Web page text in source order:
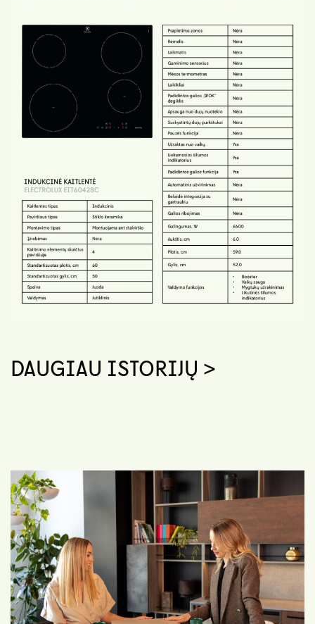
DAUGIAU ISTORIJŲ >